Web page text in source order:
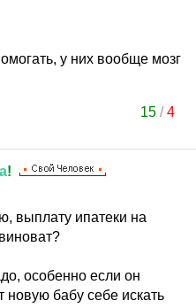
у них вообще мозг
15 /4
!
выплату ипатеки на
особенно если он
новую бабу себе искать